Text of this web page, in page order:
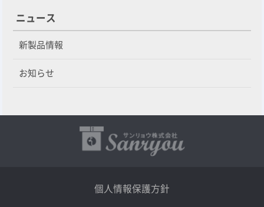
ニュース
新製品情報
お知らせ
個人情報保護方針